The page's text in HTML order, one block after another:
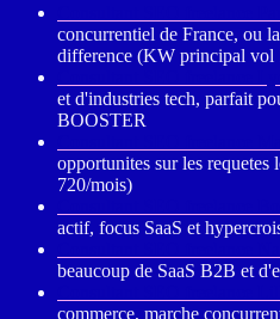
concurrentiel de France, ou
difference (KW principal vol
et d'industries tech, parfait
BOOSTER
opportunites sur les requetes
720/mois)
actif, focus SaaS et
beaucoup de SaaS B2B et
commerce, marche